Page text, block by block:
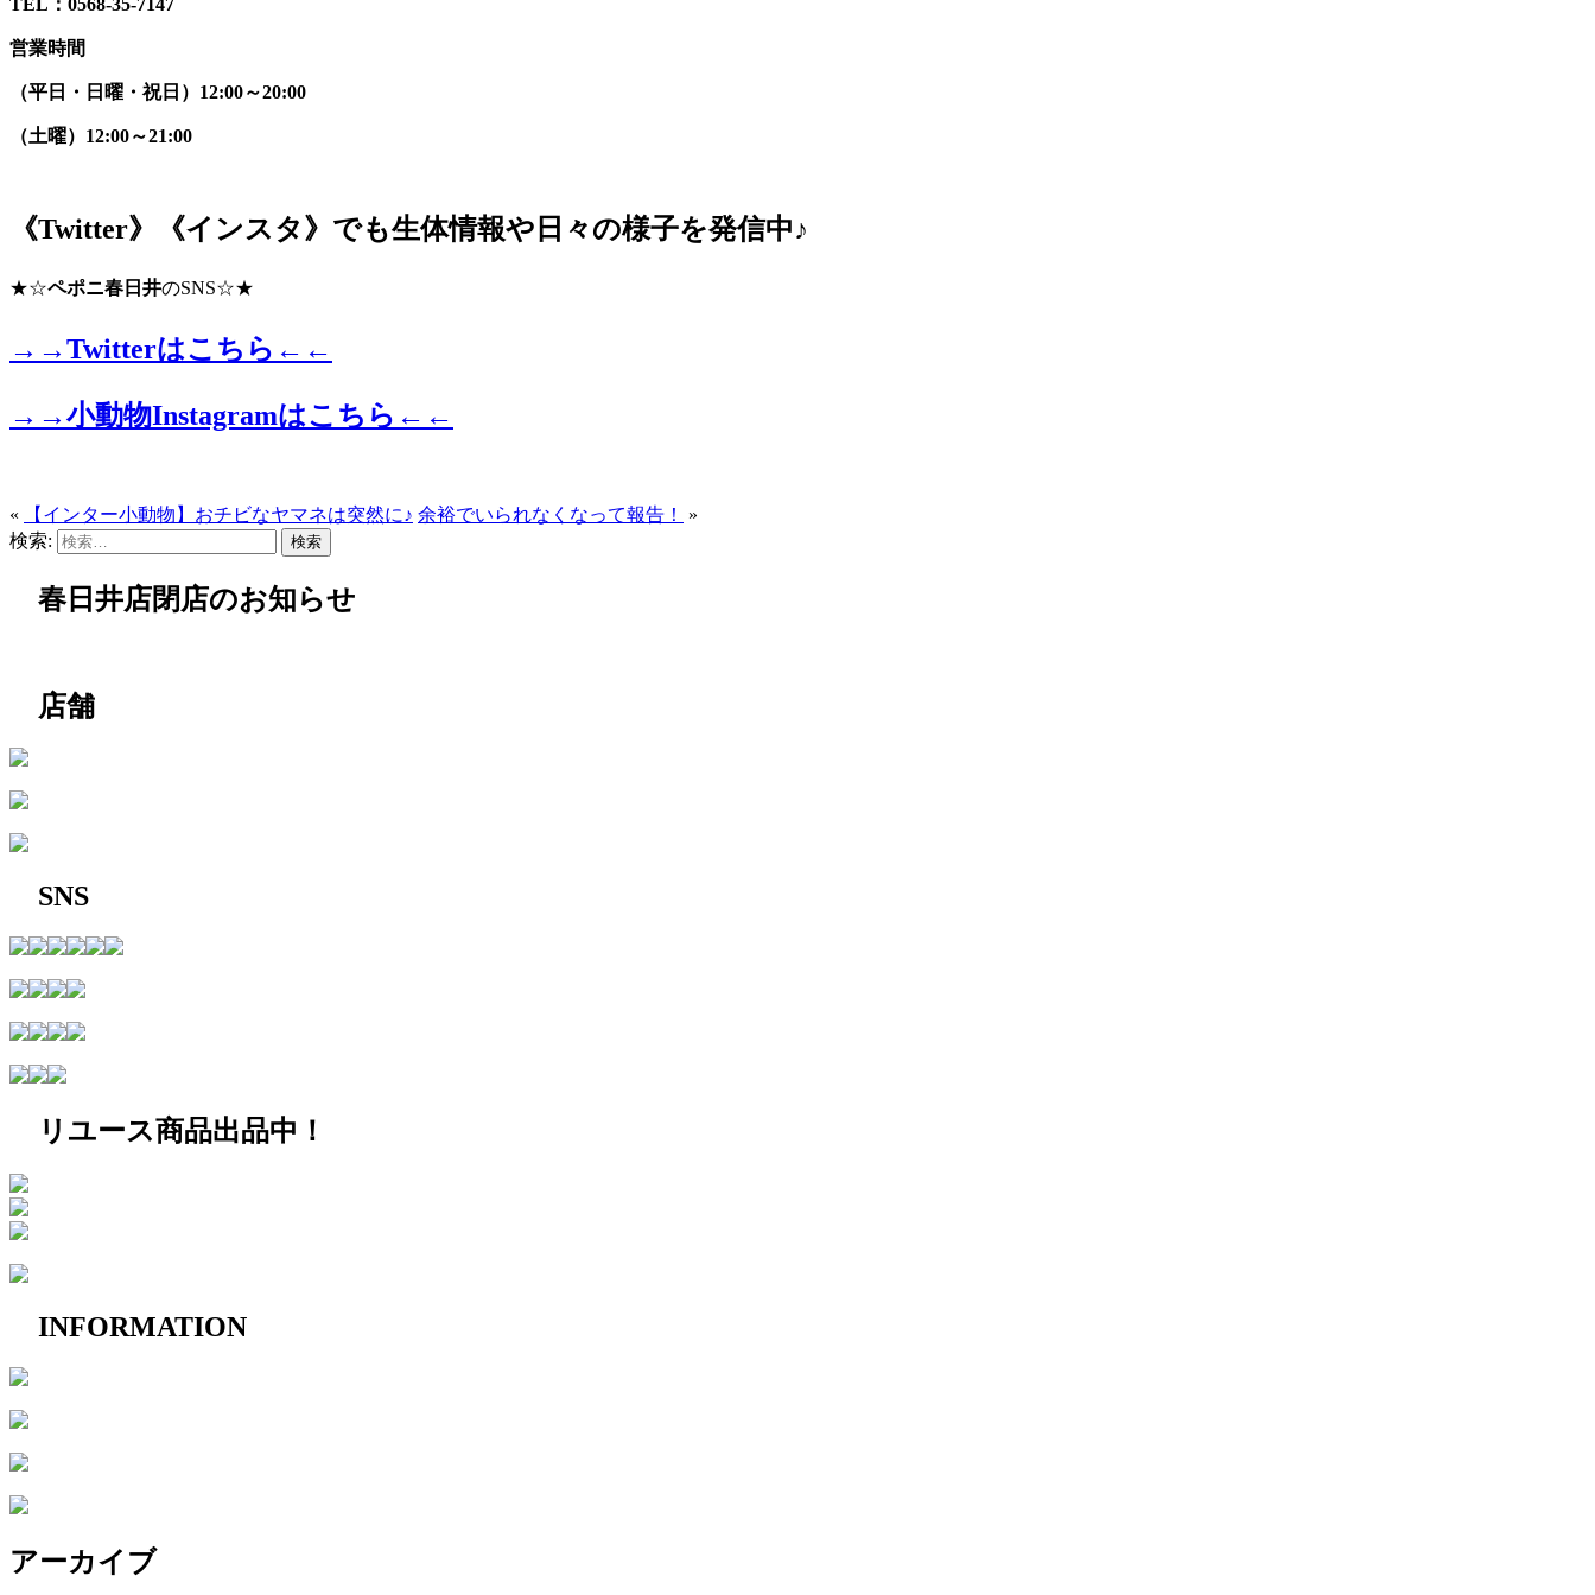
営業時間
（平日・日曜・祝日）12:00～20:00
（土曜）12:00～21:00
《Twitter》《インスタ》でも生体情報や日々の様子を発信中♪
★☆ペポニ春日井のSNS☆★
→→Twitterはこちら ←←
→→小動物Instagramはこちら ←←
« 【インター小動物】おチビなヤマネは突然に♪ 余裕でいられなくなって報告！
»
検索:
春日井店閉店のお知らせ
店舗
SNS
リユース商品出品中！
INFORMATION
アーカイブ